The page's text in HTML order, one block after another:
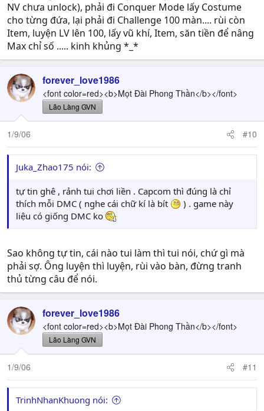
NV chưa unlock), phải đi Conquer Mode lấy Costume
cho từng đứa, lại phải đi Challenge 100 màn.... rùi còn
Item, luyện LV lên 100, lấy vũ khí, Item, săn tiền để nâng
Max chỉ số ..... kinh khủng *_*
forever_love1986
<font color=red><b>Mọt Đài Phong Thần</b></font>
Lão Làng GVN
1/9/06 #10
Juka_Zhao175 nói:
tự tin ghê , rảnh tui chơi liền . Capcom thì đúng là chỉ
thích mỗi DMC ( nghe cái chữ kí là bít
) . game này
liệu có giống DMC ko
Sao không tự tin, cái nào tui làm thì tui nói, chứ gì mà
phải sợ. Ông luyện thì luyện, rùi vào bàn, đừng tranh
thủ từng câu để nói.
forever_love1986
<font color=red><b>Mọt Đài Phong Thần</b></font>
Lão Làng GVN
1/9/06 #11
TrinhNhanKhuong nói: